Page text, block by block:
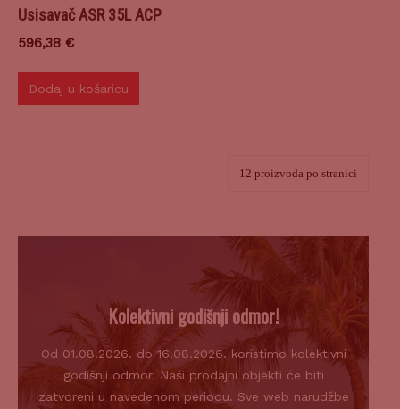
Usisavač ASR 35L ACP
596,38 €
Dodaj u košaricu
Kolektivni godišnji odmor!
Od 01.08.2026. do 16.08.2026. koristimo kolektivni
godišnji odmor. Naši prodajni objekti će biti
zatvoreni u navedenom periodu. Sve web narudžbe